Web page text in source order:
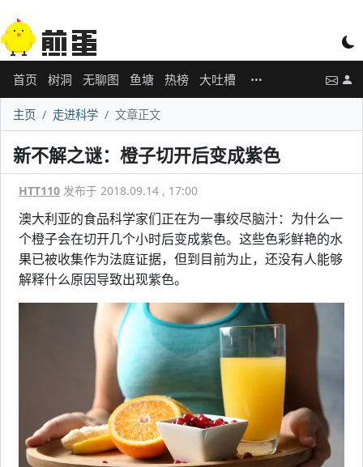
首页 树洞 无聊图 鱼塘 热榜 大吐槽
主页 走进科学 文章正文
新不解之谜：橙子切开后变成紫色
HTT110 发布于 2018.09.14 , 17:00
澳大利亚的食品科学家们正在为一事绞尽脑汁：为什么一
个橙子会在切开几个小时后变成紫色。这些色彩鲜艳的水
果已被收集作为法庭证据，但到目前为止，还没有人能够
解释什么原因导致出现紫色。